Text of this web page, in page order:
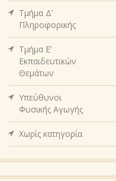
Τμήμα Δ’
Πληροφορικής
Τμήμα Ε’
Εκπαιδευτικών
Θεμάτων
Υπεύθυνοι
Φυσικής Αγωγής
Χωρίς κατηγορία